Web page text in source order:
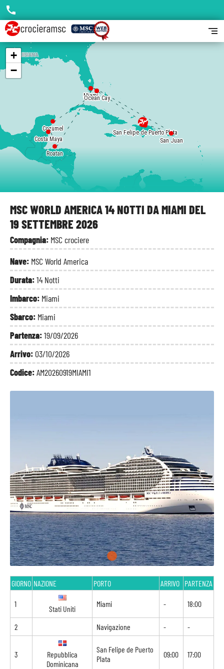
MSC WORLD AMERICA 14 NOTTI DA MIAMI DEL
19 SETTEMBRE 2026
Compagnia: MSC crociere
Nave: MSC World America
Durata:14 Notti
Imbarco: Miami
Sbarco: Miami
Partenza:19/09/2026
Arrivo: 03/10/2026
Codice:AM20260919MIAMI1
GIORNO NAZIONE PORTO ARRIVO PARTENZA
1
Stati Uniti
Miami - 18:00
2 Navigazione - -
3
Repubblica
Dominicana
San Felipe de Puerto
Plata
09:00 17:00
Miami
San Felipe de Puerto Plata
San Juan
Ocean Cay
Miami
Roatan
Costa Maya
Cozumel
Ocean Cay
+
−
call
segment